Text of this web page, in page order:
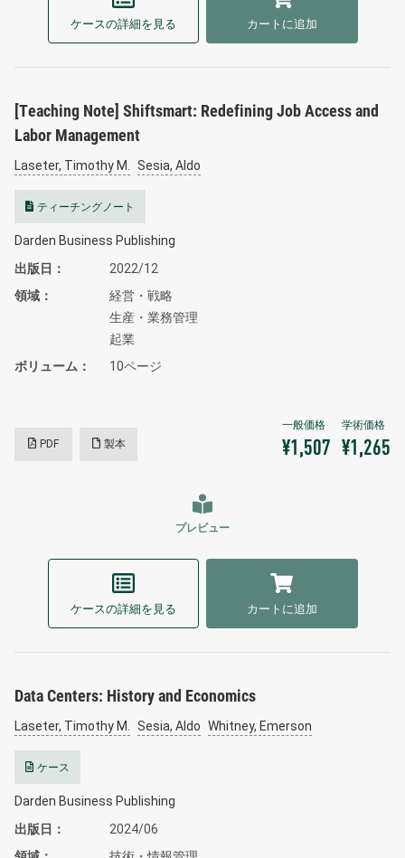
ケースの詳細を見る カートに追加
[Teaching Note] Shiftsmart: Redefining Job Access and
Labor Management
Laseter, Timothy M. Sesia, Aldo
ティーチングノート
Darden Business Publishing
出版日
2022/12
領域
経営・戦略
生産・業務管理
起業
ボリューム
10ページ
PDF 製本 ¥1,507 ¥1,265
プレビュー
ケースの詳細を見る カートに追加
Data Centers: History and Economics
Laseter, Timothy M. Sesia, Aldo Whitney, Emerson
ケース
Darden Business Publishing
出版日
2024/06